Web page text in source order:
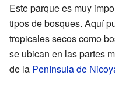
Este parque es muy
tipos de bosques. Aquí
tropicales secos como
se ubican en las partes
de la Península de